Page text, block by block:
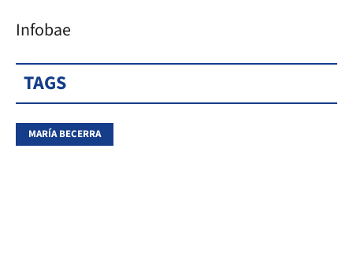
Infobae
TAGS
MARÍA BECERRA